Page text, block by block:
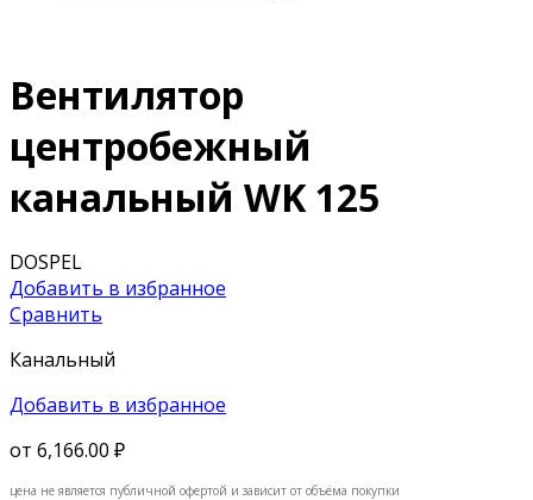
Вентилятор
центробежный
канальный WK 125
DOSPEL
Добавить в избранное
Сравнить
Канальный
Добавить в избранное
от 6,166.00 ₽
цена не является публичной офертой и зависит от объёма покупки